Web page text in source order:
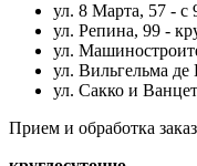
ул. 8 Марта, 57 - с
ул. Репина, 99 -
ул.
ул. Вильгельма де
ул. Сакко и
Прием и обработка